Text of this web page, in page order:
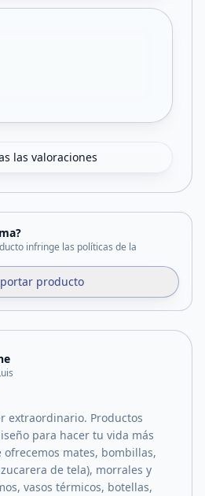
las valoraciones
infringe las políticas de la
producto
extraordinario. Productos
para hacer tu vida más
ofrecemos mates, bombillas,
de tela), morrales y
vasos térmicos, botellas,